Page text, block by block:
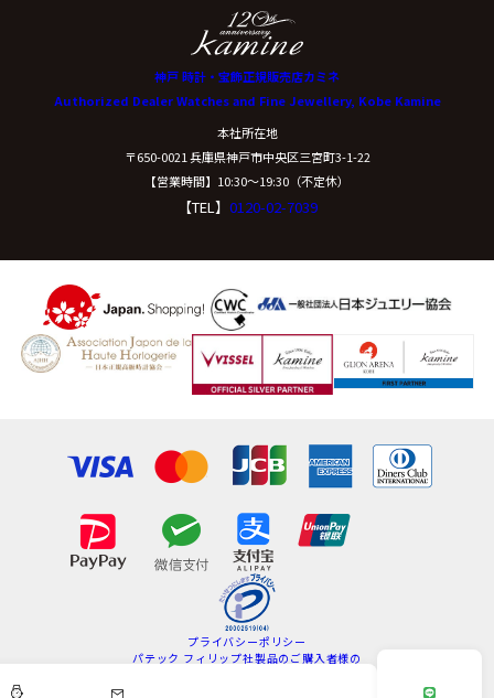
神戸 時計・宝飾正規販売店カミネ
Authorized Dealer Watches and Fine Jewellery, Kobe Kamine
本社所在地
〒650-0021 兵庫県神戸市中央区三宮町3-1-22
【営業時間】10:30〜19:30（不定休）
【TEL】 0120-02-7039
プライバシーポリシー
パテック フィリップ社製品のご購入者様の